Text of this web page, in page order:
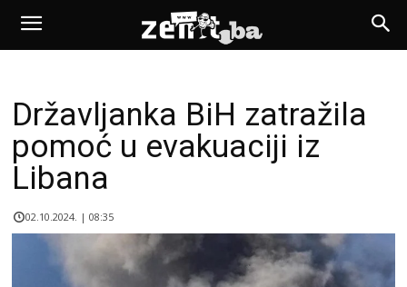
Državljanka BiH zatražila
pomoć u evakuaciji iz
Libana
02.10.2024. | 08:35